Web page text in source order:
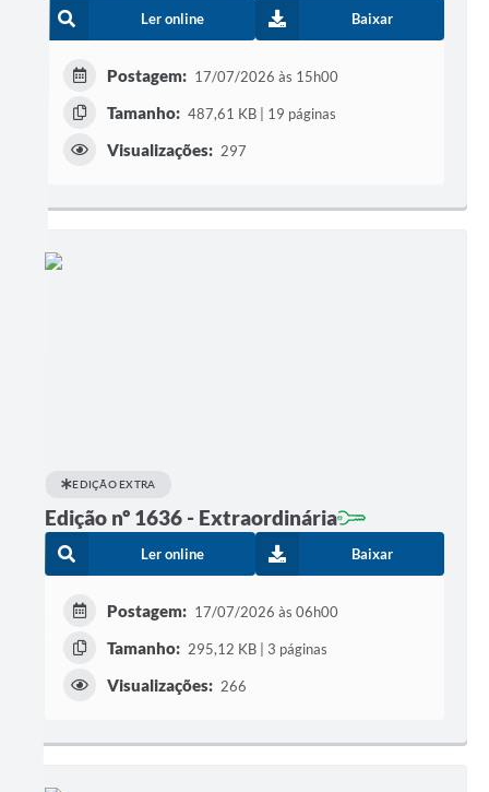
Ler online Baixar
Postagem: 17/07/2026 às 15h00
Tamanho: 487,61 KB | 19 páginas
Visualizações: 297
EDIÇÃO EXTRA
Edição nº 1636 - Extraordinária
Ler online Baixar
Postagem: 17/07/2026 às 06h00
Tamanho: 295,12 KB | 3 páginas
Visualizações: 266